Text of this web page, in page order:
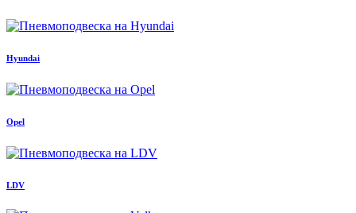
Hyundai
Opel
LDV